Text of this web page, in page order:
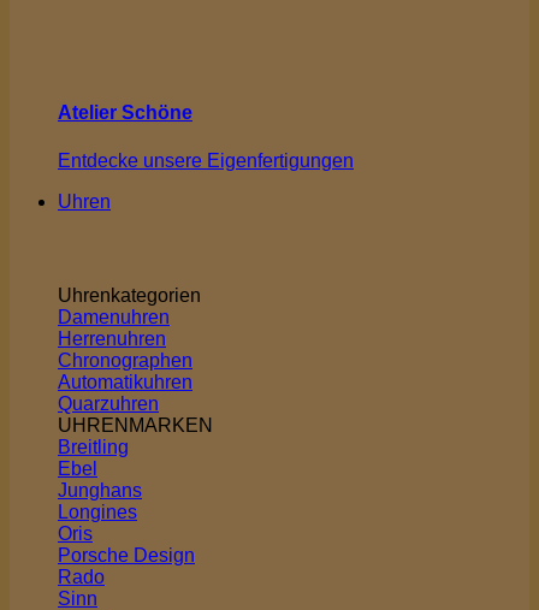
Atelier Schöne
Entdecke unsere Eigenfertigungen
Uhren
Uhrenkategorien
Damenuhren
Herrenuhren
Chronographen
Automatikuhren
Quarzuhren
UHRENMARKEN
Breitling
Ebel
Junghans
Longines
Oris
Porsche Design
Rado
Sinn